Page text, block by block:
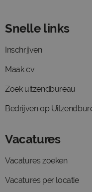
Snelle links
Inschrijven
Maak cv
Zoek uitzendbureau
Bedrijven op
Vacatures
Vacatures zoeken
Vacatures per locatie